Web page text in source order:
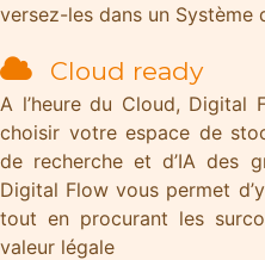
versez-les dans un Système
Cloud ready
A l’heure du Cloud,
choisir votre espace de
de recherche et d’IA des
Digital Flow vous permet
tout en procurant les
valeur légale